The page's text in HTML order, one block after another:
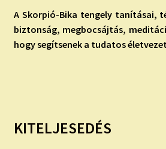
A Skorpió-Bika tengely tanításai,
biztonság, megbocsájtás,
hogy segítsenek a tudatos
KITELJESEDÉS